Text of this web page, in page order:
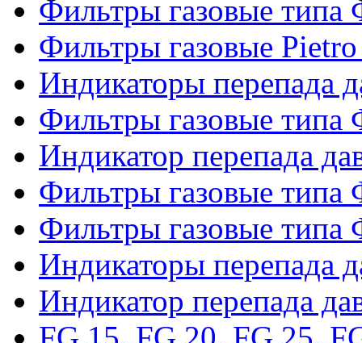
Фильтры газовые
Фильтры газовые
Индикаторы перепада
Фильтры газовые
Индикатор перепада
Фильтры газовые
Фильтры газовые типа
Индикаторы перепада
Индикатор перепада